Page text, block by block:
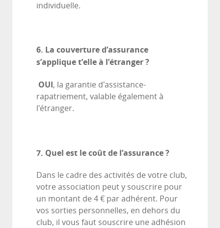
individuelle.
6. La couverture d’assurance
s’applique t’elle à l’étranger ?
OUI, la garantie d'assistance-
rapatriement, valable également à
l'étranger.
7. Quel est le coût de l’assurance ?
Dans le cadre des activités de votre club,
votre association peut y souscrire pour
un montant de 4 € par adhérent. Pour
vos sorties personnelles, en dehors du
club, il vous faut souscrire une adhésion